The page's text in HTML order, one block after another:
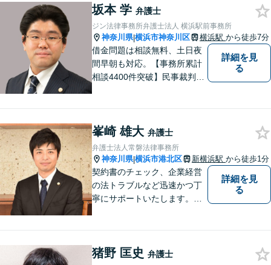
中傷・プライバシー・著作権
被害、いじめ、離婚・相続、
不動産に関わる紛争その他の
個人法務まで幅広い分野の対
応が可能です。
坂本 学 弁護士
ジン法律事務所弁護士法人 横浜駅前事務所
神奈川県|横浜市神奈川区 横浜駅 から徒歩7分
借金問題は相談無料、土日夜
間早朝も対応。【事務所累計
相談4400件突破】民事裁判／
詳細を見
る
峯崎 雄大 弁護士
弁護士法人常磐法律事務所
神奈川県|横浜市港北区 新横浜駅 から徒歩1分
契約書のチェック、企業経営
の法トラブルなど迅速かつ丁
寧にサポートいたします。ど
詳細を見
る
猪野 匡史 弁護士